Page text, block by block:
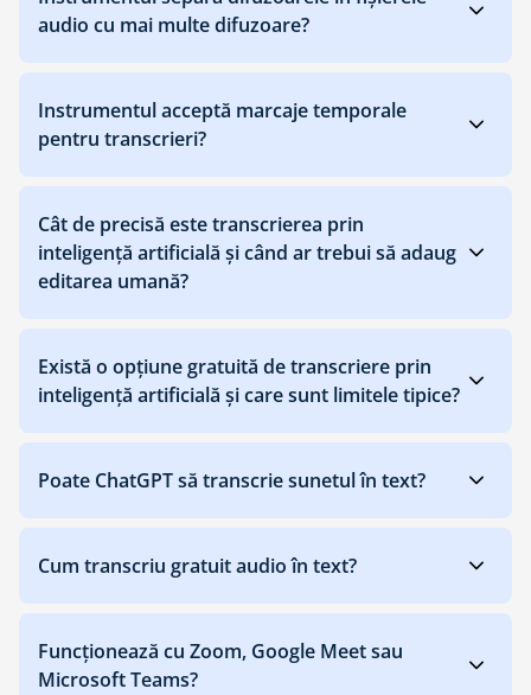
audio cu mai multe difuzoare?
Instrumentul acceptă marcaje temporale
pentru transcrieri?
Cât de precisă este transcrierea prin
inteligență artificială și când ar trebui să adaug
editarea umană?
Există o opțiune gratuită de transcriere prin
inteligență artificială și care sunt limitele tipice?
Poate ChatGPT să transcrie sunetul în text?
Cum transcriu gratuit audio în text?
Funcționează cu Zoom, Google Meet sau
Microsoft Teams?